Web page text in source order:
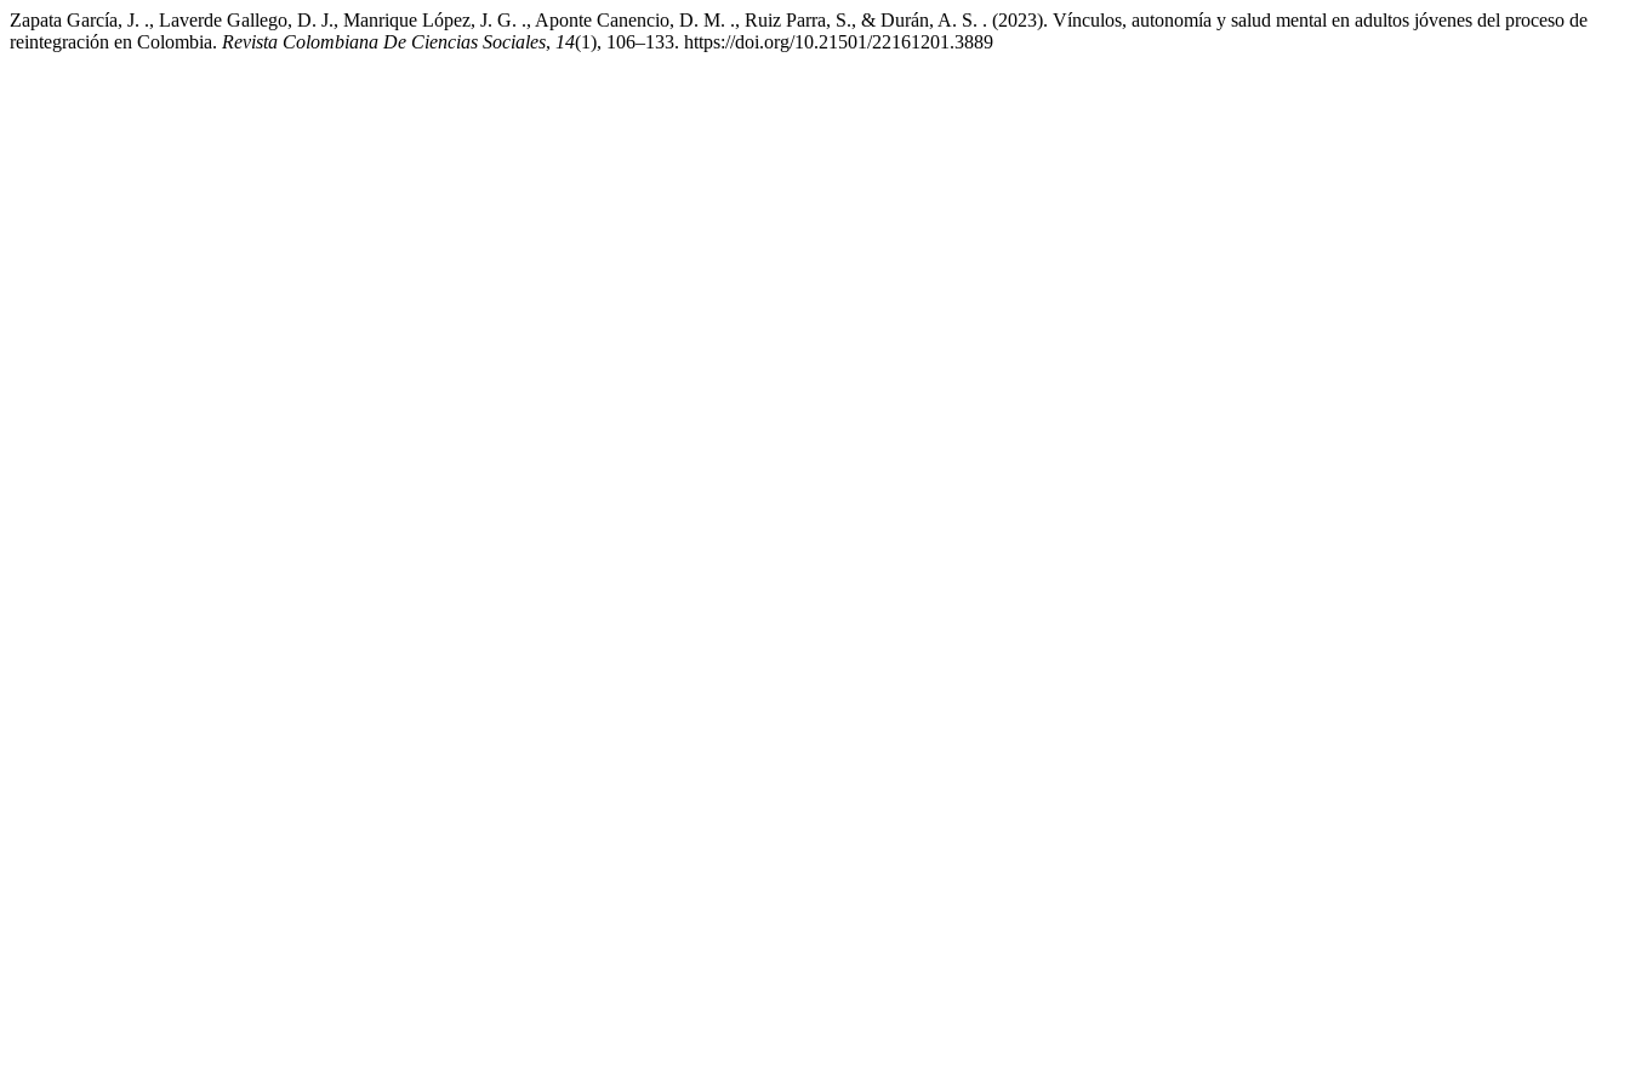
Zapata García, J. ., Laverde Gallego, D. J., Manrique López, J. G. ., Aponte Canencio, D. M. ., Ruiz Parra, S., & Durán, A. S. . (2023). Vínculos, autonomía y salud mental en adultos jóvenes del proceso de
reintegración en Colombia. Revista Colombiana De Ciencias Sociales, 14(1), 106–133. https://doi.org/10.21501/22161201.3889